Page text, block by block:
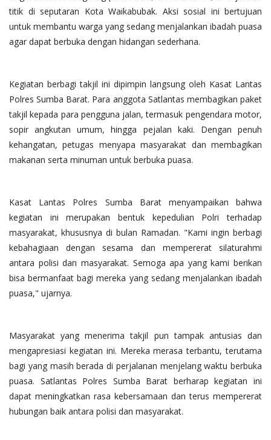
titik di seputaran Kota Waikabubak. Aksi sosial ini bertujuan
untuk membantu warga yang sedang menjalankan ibadah puasa
agar dapat berbuka dengan hidangan sederhana.
Kegiatan berbagi takjil ini dipimpin langsung oleh Kasat Lantas
Polres Sumba Barat. Para anggota Satlantas membagikan paket
takjil kepada para pengguna jalan, termasuk pengendara motor,
sopir angkutan umum, hingga pejalan kaki. Dengan penuh
kehangatan, petugas menyapa masyarakat dan membagikan
makanan serta minuman untuk berbuka puasa.
Kasat Lantas Polres Sumba Barat menyampaikan bahwa
kegiatan ini merupakan bentuk kepedulian Polri terhadap
masyarakat, khususnya di bulan Ramadan. "Kami ingin berbagi
kebahagiaan dengan sesama dan mempererat silaturahmi
antara polisi dan masyarakat. Semoga apa yang kami berikan
bisa bermanfaat bagi mereka yang sedang menjalankan ibadah
puasa," ujarnya.
Masyarakat yang menerima takjil pun tampak antusias dan
mengapresiasi kegiatan ini. Mereka merasa terbantu, terutama
bagi yang masih berada di perjalanan menjelang waktu berbuka
puasa. Satlantas Polres Sumba Barat berharap kegiatan ini
dapat meningkatkan rasa kebersamaan dan terus mempererat
hubungan baik antara polisi dan masyarakat.